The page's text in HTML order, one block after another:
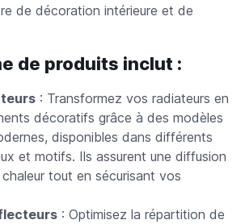
de décoration intérieure et de
de produits inclut :
: Transformez vos radiateurs en
décoratifs grâce à des modèles
disponibles dans différents
et motifs. Ils assurent une diffusion
tout en sécurisant vos
: Optimisez la répartition de